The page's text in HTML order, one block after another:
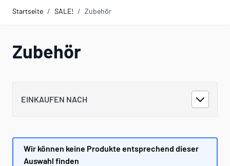
Startseite / SALE! / Zubehör
Zubehör
EINKAUFEN NACH
Wir können keine Produkte entsprechend dieser
Auswahl finden